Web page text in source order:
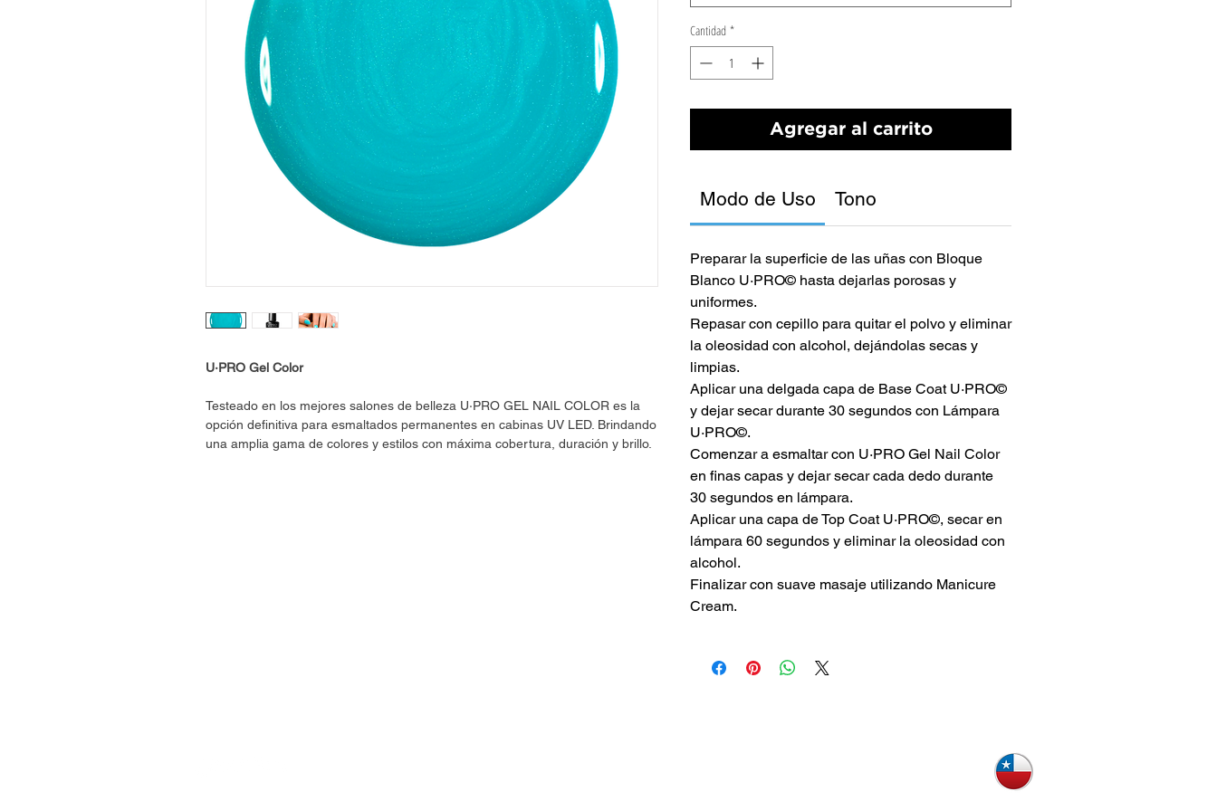
U·PRO Gel Color
Testeado en los mejores salones de belleza U·PRO GEL NAIL COLOR es la
opción definitiva para esmaltados permanentes en cabinas UV LED. Brindando
una amplia gama de colores y estilos con máxima cobertura, duración y brillo.
Cantidad *
Agregar al carrito
Modo de Uso Tono
Preparar la superficie de las uñas con Bloque
Blanco U·PRO© hasta dejarlas porosas y
uniformes.
Repasar con cepillo para quitar el polvo y eliminar
la oleosidad con alcohol, dejándolas secas y
limpias.
Aplicar una delgada capa de Base Coat U·PRO©
y dejar secar durante 30 segundos con Lámpara
U·PRO©.
Comenzar a esmaltar con U·PRO Gel Nail Color
en finas capas y dejar secar cada dedo durante
30 segundos en lámpara.
Aplicar una capa de Top Coat U·PRO©, secar en
lámpara 60 segundos y eliminar la oleosidad con
alcohol.
Finalizar con suave masaje utilizando Manicure
Cream.